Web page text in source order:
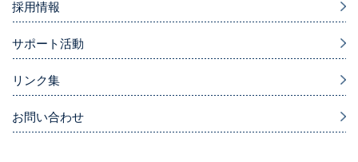
採用情報
サポート活動
リンク集
お問い合わせ